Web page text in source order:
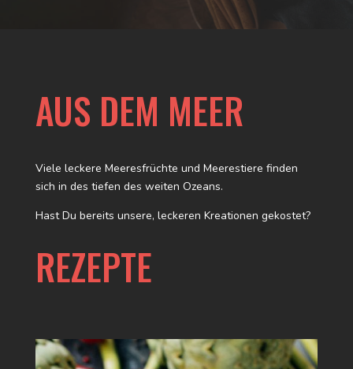
AUS DEM MEER
Viele leckere Meeresfrüchte und Meerestiere finden
sich in des tiefen des weiten Ozeans.
Hast Du bereits unsere, leckeren Kreationen gekostet?
REZEPTE